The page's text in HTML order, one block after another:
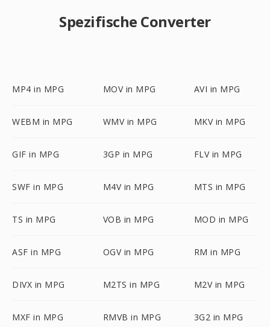
Spezifische Converter
MP4 in MPG MOV in MPG AVI in MPG
WEBM in MPG WMV in MPG MKV in MPG
GIF in MPG 3GP in MPG FLV in MPG
SWF in MPG M4V in MPG MTS in MPG
TS in MPG VOB in MPG MOD in MPG
ASF in MPG OGV in MPG RM in MPG
DIVX in MPG M2TS in MPG M2V in MPG
MXF in MPG RMVB in MPG 3G2 in MPG